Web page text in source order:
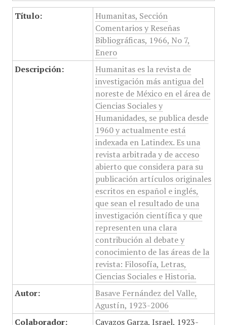
Título:
Humanitas, Sección
Comentarios y Reseñas
Bibliográficas, 1966, No 7,
Enero
Descripción:
Humanitas es la revista de
investigación más antigua del
noreste de México en el área de
Ciencias Sociales y
Humanidades, se publica desde
1960 y actualmente está
indexada en Latindex. Es una
revista arbitrada y de acceso
abierto que considera para su
publicación artículos originales
escritos en español e inglés,
que sean el resultado de una
investigación científica y que
representen una clara
contribución al debate y
conocimiento de las áreas de la
revista: Filosofía, Letras,
Ciencias Sociales e Historia.
Autor:
Basave Fernández del Valle,
Agustín, 1923-2006
Colaborador:
Cavazos Garza, Israel, 1923-